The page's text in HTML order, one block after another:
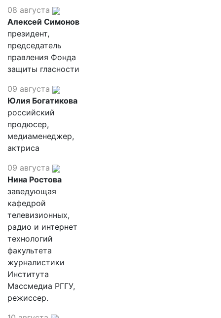
08 августа
Алексей Симонов
президент,
председатель
правления Фонда
защиты гласности
09 августа
Юлия Богатикова
российский
продюсер,
медиаменеджер,
актриса
09 августа
Нина Ростова
заведующая
кафедрой
телевизионных,
радио и интернет
технологий
факультета
журналистики
Института
Массмедиа РГГУ,
режиссер.